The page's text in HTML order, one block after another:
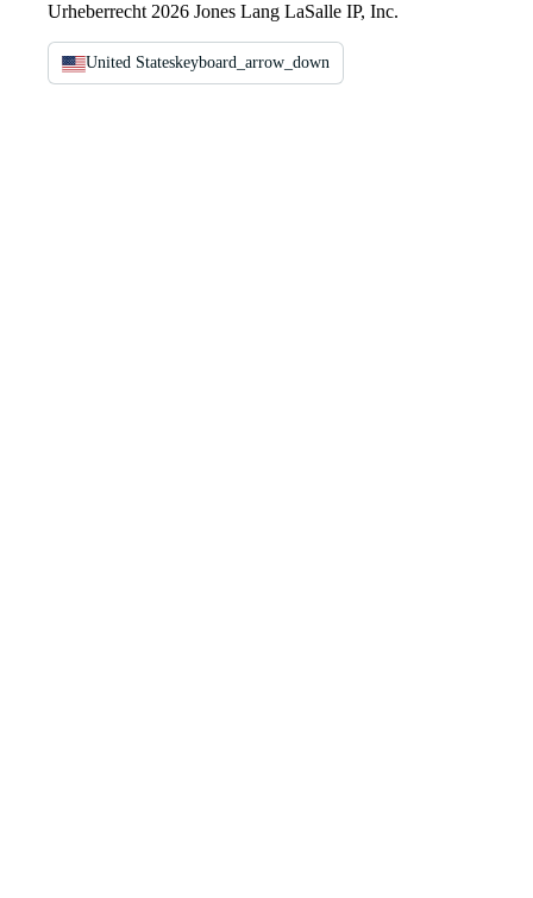
Urheberrecht 2026 Jones Lang LaSalle IP, Inc.
United Stateskeyboard_arrow_down